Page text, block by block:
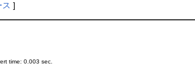
ス ]
time: 0.003 sec.